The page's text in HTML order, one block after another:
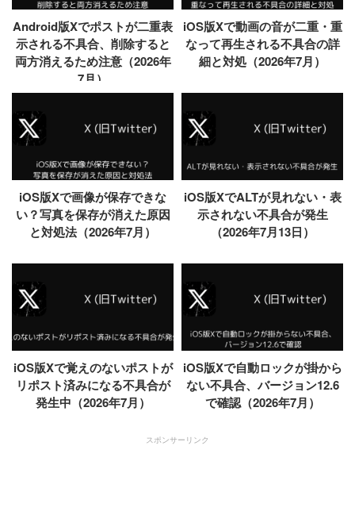
Android版Xでポストが二重表
示される不具合、削除すると
両方消えるため注意（2026年
7月）
iOS版Xで動画の音が二重・重
なって再生される不具合の詳
細と対処（2026年7月）
iOS版Xで画像が保存できな
い？写真を保存が消えた原因
と対処法（2026年7月）
iOS版XでALTが見れない・表
示されない不具合が発生
（2026年7月13日）
iOS版Xで覚えのないポストが
リポスト済みになる不具合が
発生中（2026年7月）
iOS版Xで自動ロックが掛から
ない不具合、バージョン12.6
で確認（2026年7月）
スポンサーリンク